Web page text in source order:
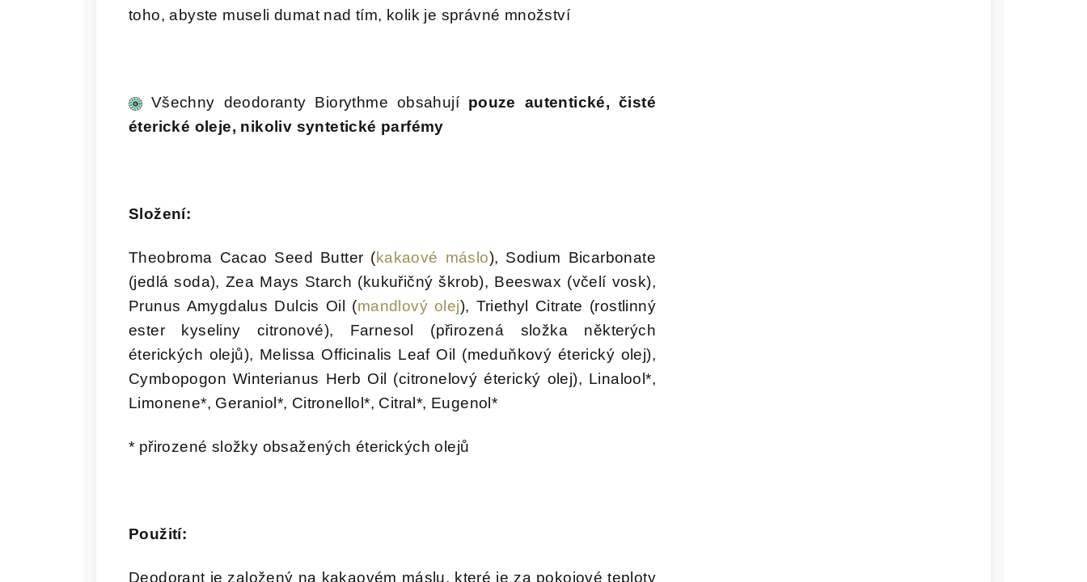
toho, abyste museli dumat nad tím, kolik je správné množství
Všechny deodoranty Biorythme obsahují pouze autentické, čisté
éterické oleje, nikoliv syntetické parfémy
Složení:
Theobroma Cacao Seed Butter (kakaové máslo), Sodium Bicarbonate
(jedlá soda), Zea Mays Starch (kukuřičný škrob), Beeswax (včelí vosk),
Prunus Amygdalus Dulcis Oil (mandlový olej), Triethyl Citrate (rostlinný
ester kyseliny citronové), Farnesol (přirozená složka některých
éterických olejů), Melissa Officinalis Leaf Oil (meduňkový éterický olej),
Cymbopogon Winterianus Herb Oil (citronelový éterický olej), Linalool*,
Limonene*, Geraniol*, Citronellol*, Citral*, Eugenol*
* přirozené složky obsažených éterických olejů
Použití:
Deodorant je založený na kakaovém máslu, které je za pokojové teploty